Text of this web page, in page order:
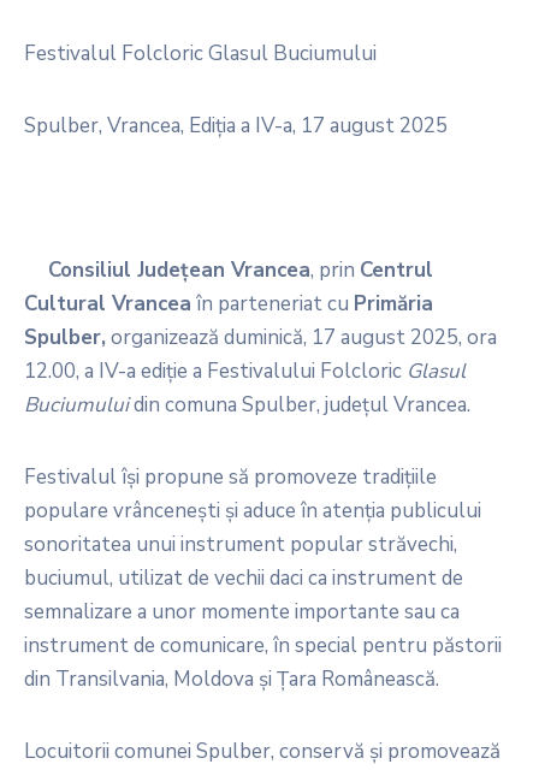
Festivalul Folcloric Glasul Buciumului
Spulber, Vrancea, Ediţia a IV-a, 17 august 2025
Consiliul Județean Vrancea, prin Centrul
Cultural Vrancea în parteneriat cu Primăria
Spulber, organizează duminică, 17 august 2025, ora
12.00, a IV-a ediție a Festivalului Folcloric Glasul
Buciumuluidin comuna Spulber, județul Vrancea.
Festivalul își propune să promoveze tradițiile
populare vrâncenești și aduce în atenția publicului
sonoritatea unui instrument popular străvechi,
buciumul, utilizat de vechii daci ca instrument de
semnalizare a unor momente importante sau ca
instrument de comunicare, în special pentru păstorii
din Transilvania, Moldova și Țara Românească.
Locuitorii comunei Spulber, conservă și promovează